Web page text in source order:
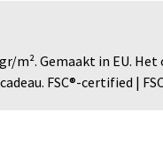
m². Gemaakt in EU.
FSC®-certified | FSC